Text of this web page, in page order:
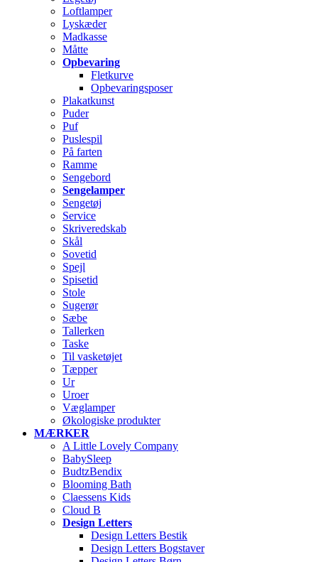
Loftlamper
Lyskæder
Madkasse
Måtte
Opbevaring
Fletkurve
Opbevaringsposer
Plakatkunst
Puder
Puf
Puslespil
På farten
Ramme
Sengebord
Sengelamper
Sengetøj
Service
Skriveredskab
Skål
Sovetid
Spejl
Spisetid
Stole
Sugerør
Sæbe
Tallerken
Taske
Til vasketøjet
Tæpper
Ur
Uroer
Væglamper
Økologiske produkter
MÆRKER
A Little Lovely Company
BabySleep
BudtzBendix
Blooming Bath
Claessens Kids
Cloud B
Design Letters
Design Letters Bestik
Design Letters Bogstaver